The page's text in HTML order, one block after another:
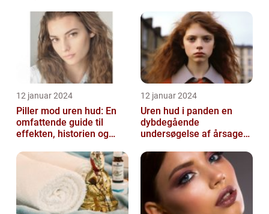
12 januar 2024
Piller mod uren hud: En
omfattende guide til
effekten, historien og
12 januar 2024
Uren hud i panden en
dybdegående
undersøgelse af årsager